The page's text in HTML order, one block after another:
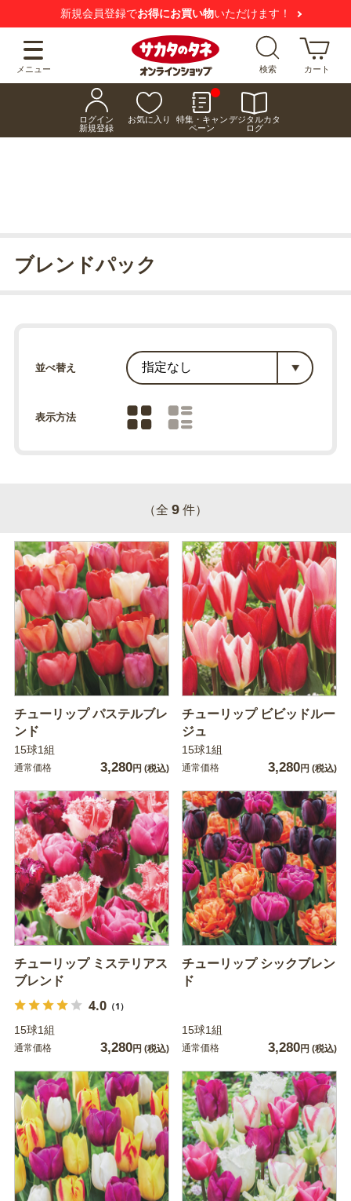
新規会員登録でお得にお買い物いただけます！
メニュー 検索 カート
ログイン
新規登録
お気に入り
特集・キャン
ペーン
デジタルカタ
ログ
ブレンドパック
並べ替え
表示方法
（全 9 件）
チューリップ パステルブレ
ンド
15球1組
通常価格 3,280円 (税込)
チューリップ ビビッドルー
ジュ
15球1組
通常価格 3,280円 (税込)
チューリップ ミステリアス
ブレンド
4.0（1）
15球1組
通常価格 3,280円 (税込)
チューリップ シックブレン
ド
15球1組
通常価格 3,280円 (税込)